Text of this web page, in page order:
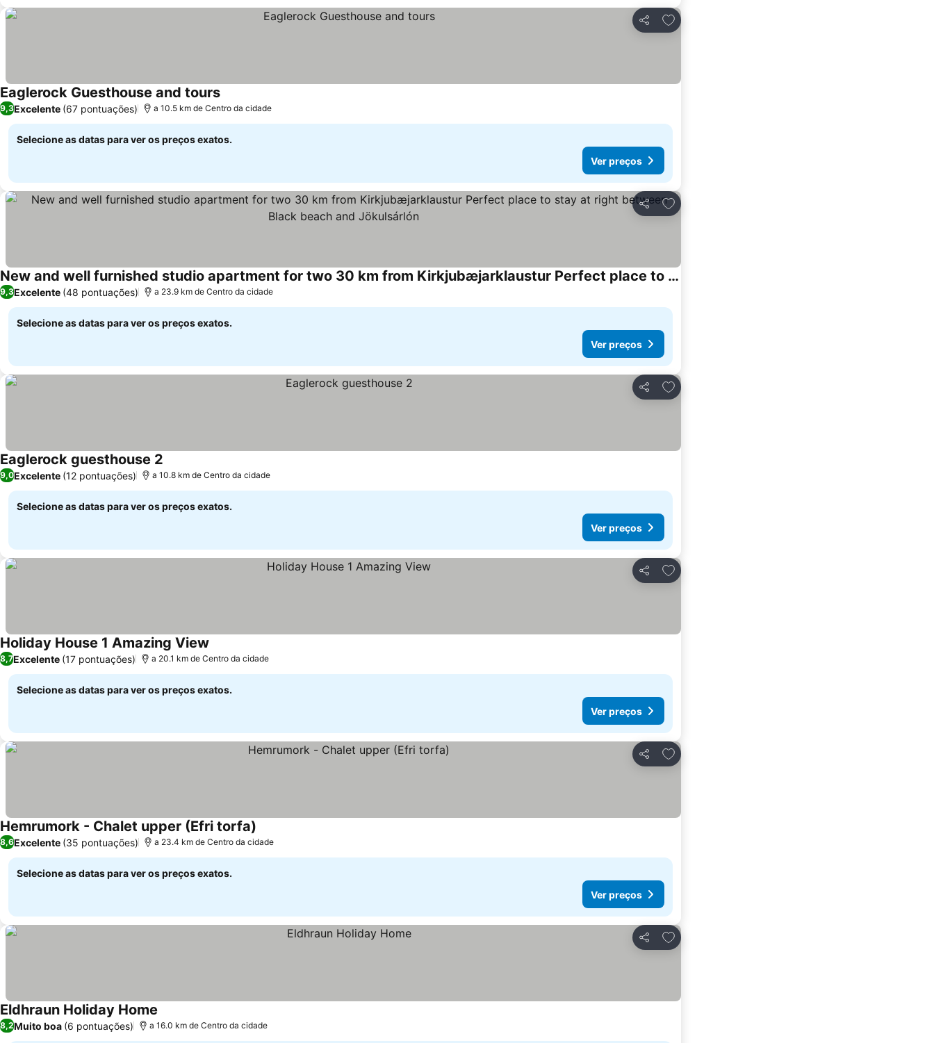
Partilhar
Adicionar aos favoritos
Eaglerock Guesthouse and tours
9,3Excelente (67 pontuações) a 10.5 km de Centro da cidade
Selecione as datas para ver os preços exatos.
Ver preços
Partilhar
Adicionar aos favoritos
New and well furnished studio apartment for two 30 km from Kirkjubæjarklaustur Perfect place to stay at right between Black beach and Jökulsárlón
9,3Excelente (48 pontuações) a 23.9 km de Centro da cidade
Selecione as datas para ver os preços exatos.
Ver preços
Partilhar
Adicionar aos favoritos
Eaglerock guesthouse 2
9,0Excelente (12 pontuações) a 10.8 km de Centro da cidade
Selecione as datas para ver os preços exatos.
Ver preços
Partilhar
Adicionar aos favoritos
Holiday House 1 Amazing View
8,7Excelente (17 pontuações) a 20.1 km de Centro da cidade
Selecione as datas para ver os preços exatos.
Ver preços
Partilhar
Adicionar aos favoritos
Hemrumork - Chalet upper (Efri torfa)
8,6Excelente (35 pontuações) a 23.4 km de Centro da cidade
Selecione as datas para ver os preços exatos.
Ver preços
Partilhar
Adicionar aos favoritos
Eldhraun Holiday Home
8,2Muito boa (6 pontuações) a 16.0 km de Centro da cidade